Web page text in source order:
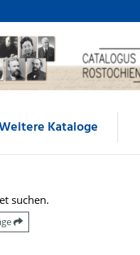
Kataloge
suchen.